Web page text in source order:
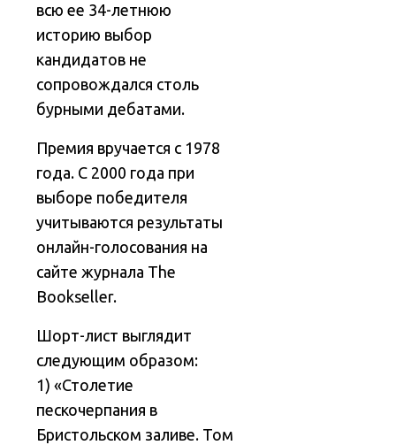
всю ее 34-летнюю
историю выбор
кандидатов не
сопровождался столь
бурными дебатами.
Премия вручается с 1978
года. С 2000 года при
выборе победителя
учитываются результаты
онлайн-голосования на
сайте журнала The
Bookseller.
Шорт-лист выглядит
следующим образом:
1) «Столетие
пескочерпания в
Бристольском заливе. Том